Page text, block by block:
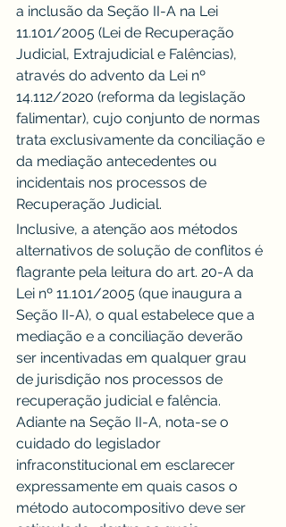
a inclusão da Seção II-A na Lei
11.101/2005 (Lei de Recuperação
Judicial, Extrajudicial e Falências),
através do advento da Lei nº
14.112/2020 (reforma da legislação
falimentar), cujo conjunto de normas
trata exclusivamente da conciliação e
da mediação antecedentes ou
incidentais nos processos de
Recuperação Judicial.
Inclusive, a atenção aos métodos
alternativos de solução de conflitos é
flagrante pela leitura do art. 20-A da
Lei nº 11.101/2005 (que inaugura a
Seção II-A), o qual estabelece que a
mediação e a conciliação deverão
ser incentivadas em qualquer grau
de jurisdição nos processos de
recuperação judicial e falência.
Adiante na Seção II-A, nota-se o
cuidado do legislador
infraconstitucional em esclarecer
expressamente em quais casos o
método autocompositivo deve ser